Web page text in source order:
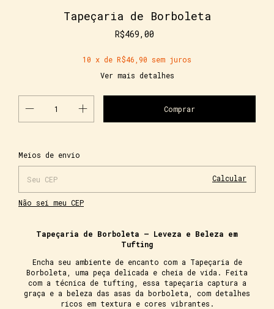
Tapeçaria de Borboleta
R$469,00
10 x de R$46,90 sem juros
Ver mais detalhes
Entregas para o CEP:
Meios de envio
Calcular
Não sei meu CEP
Tapeçaria de Borboleta – Leveza e Beleza em
Tufting
Encha seu ambiente de encanto com a Tapeçaria de
Borboleta, uma peça delicada e cheia de vida. Feita
com a técnica de tufting, essa tapeçaria captura a
graça e a beleza das asas da borboleta, com detalhes
ricos em textura e cores vibrantes.